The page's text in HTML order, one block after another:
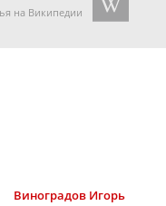
на Википедии
Виноградов Игорь